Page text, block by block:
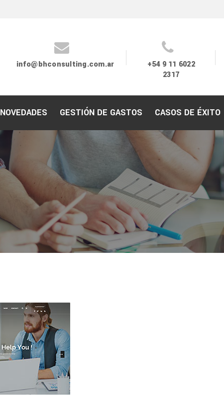
info@bhconsulting.com.ar
+54 9 11 6022
2317
NOVEDADES GESTIÓN DE GASTOS CASOS DE ÉXITO